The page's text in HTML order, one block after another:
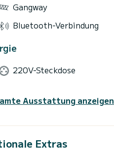
Gangway
Bluetooth-Verbindung
220V-Steckdose
Ausstattung anzeigen
Extras